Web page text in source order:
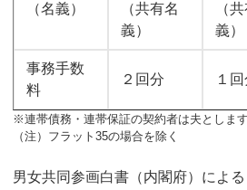
（名義）
（共有名
義）
（
義）
事務手数
料
２回分 １
※連帯債務・連帯保証の契約者は夫とします
（注）フラット35の場合を除く
男女共同参画白書（内閣府）によ